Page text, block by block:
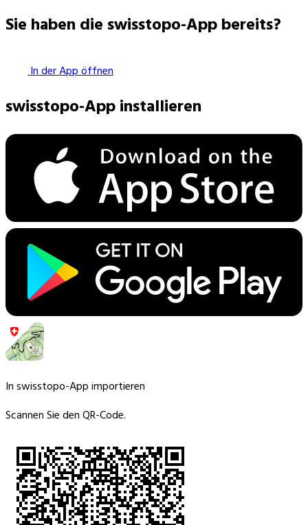
Sie haben die swisstopo-App bereits?
In der App öffnen
swisstopo-App installieren
In swisstopo-App importieren
Scannen Sie den QR-Code.